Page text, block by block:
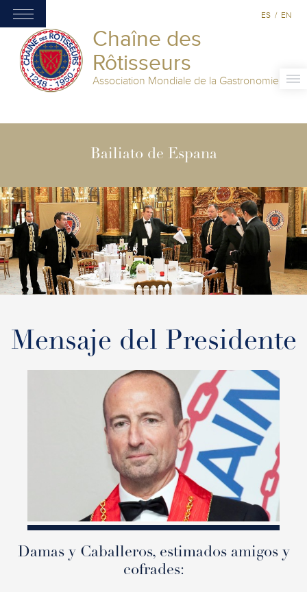
Chaîne des
Rôtisseurs
Association Mondiale de la Gastronomie
ES / EN
Bailiato de Espana
Mensaje del Presidente
Damas y Caballeros, estimados amigos y
cofrades: